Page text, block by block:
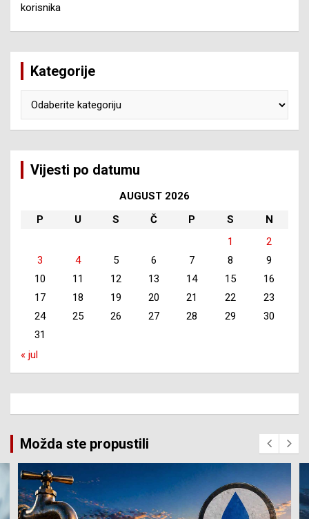
korisnika
Kategorije
Vijesti po datumu
AUGUST 2026
P
U S Č P S
N
1
2
3
4 5 6 7 8
9
10
11 12 13 14 15
16
17
18 19 20 21 22
23
24
25 26 27 28 29
30
31
« jul
Možda ste propustili